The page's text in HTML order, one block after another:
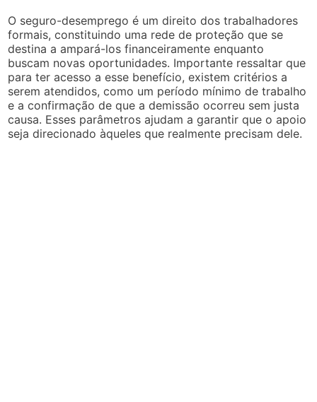
O seguro-desemprego é um direito dos trabalhadores
formais, constituindo uma rede de proteção que se
destina a ampará-los financeiramente enquanto
buscam novas oportunidades. Importante ressaltar que
para ter acesso a esse benefício, existem critérios a
serem atendidos, como um período mínimo de trabalho
e a confirmação de que a demissão ocorreu sem justa
causa. Esses parâmetros ajudam a garantir que o apoio
seja direcionado àqueles que realmente precisam dele.